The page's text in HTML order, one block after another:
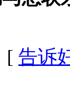
[ 告诉